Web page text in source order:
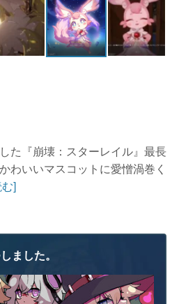
た『崩壊：スターレイル』最長
わいいマスコットに愛憎渦巻く
]
ました。